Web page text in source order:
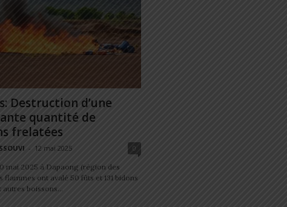
Destruction d’une
quantité de
frelatées
- 12 mai 2025 0
mai 2025 à Dapaong (région des
flammes ont avalé 50 fûts et 131 bidons
autres boissons...